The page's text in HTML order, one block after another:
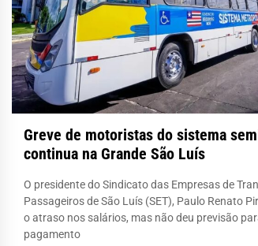
Greve de motoristas do sistema
continua na Grande São Luís
O presidente do Sindicato das Empresas de
Passageiros de São Luís (SET), Paulo Renato
o atraso nos salários, mas não deu previsão
pagamento